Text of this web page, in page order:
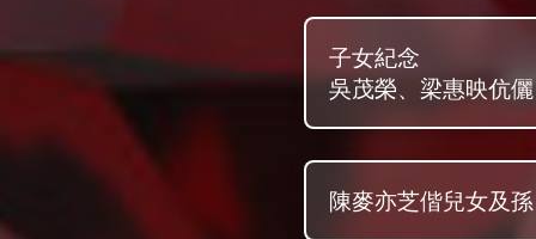
子女紀念
吳茂榮、梁惠映伉儷
陳麥亦芝偕兒女及孫